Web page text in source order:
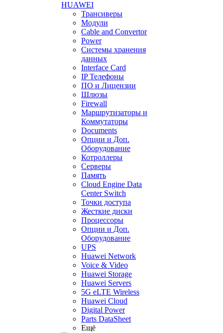
HUAWEI
Трансиверы
Модули
Cable and Convertor
Power
Системы хранения
данных
Interface Card
IP Телефоны
ПО и Лицензии
Шлюзы
Firewall
Маршрутизаторы и
Коммутаторы
Documents
Опции и Доп.
Оборудование
Котроллеры
Серверы
Память
Cloud Engine Data
Center Switch
Точки доступа
Жесткие диски
Процессоры
Опции и Доп.
Оборудование
UPS
Huawei Network
Voice & Video
Huawei Storage
Huawei Servers
5G eLTE Wireless
Huawei Cloud
Digital Power
Parts DataSheet
Ещё